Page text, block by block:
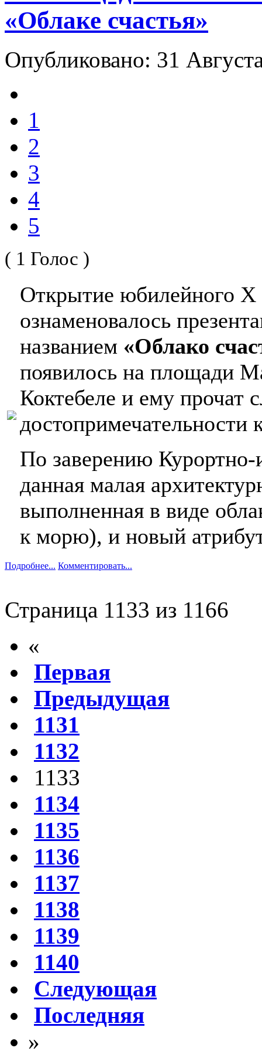
«Облаке счастья»
Опубликовано: 31
1
2
3
4
5
( 1 Голос )
Открытие юбилейного X
ознаменовалось
названием «Облако
появилось на площади
Коктебеле и ему прочат
достопримечательности
По заверению
данная малая
выполненная в виде
к морю), и новый
Подробнее... Комментировать...
Страница 1133 из 1166
«
Первая
Предыдущая
1131
1132
1133
1134
1135
1136
1137
1138
1139
1140
Следующая
Последняя
»